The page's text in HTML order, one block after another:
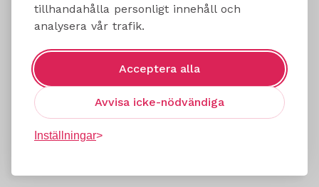
tillhandahålla personligt innehåll och
analysera vår trafik.
Acceptera alla
Avvisa icke-nödvändiga
Inställningar